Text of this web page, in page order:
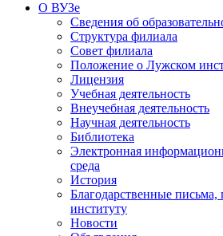
О ВУЗе
Сведения об
Структура филиала
Совет филиала
Положение о Лужском
Лицензия
Учебная деятельность
Внеучебная деятельность
Научная деятельность
Библиотека
Электронная
среда
История
Благодарственные письма,
институту
Новости